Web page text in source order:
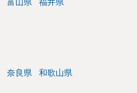
奈良県 和歌山県